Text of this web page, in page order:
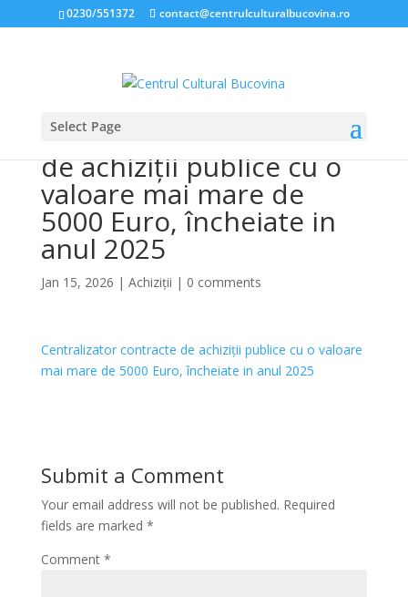
0230/551372 contact@centrulculturalbucovina.ro
Select Page
Centralizator contracte
de achiziții publice cu o
valoare mai mare de
5000 Euro, încheiate in
anul 2025
Jan 15, 2026 | Achiziții | 0 comments
Centralizator contracte de achiziții publice cu o valoare
mai mare de 5000 Euro, încheiate in anul 2025
Submit a Comment
Your email address will not be published. Required
fields are marked *
Comment *